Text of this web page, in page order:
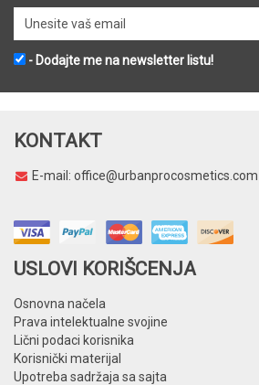
- Dodajte me na newsletter listu!
KONTAKT
E-mail: office@urbanprocosmetics.com
USLOVI KORIŠCENJA
Osnovna načela
Prava intelektualne svojine
Lični podaci korisnika
Korisnički materijal
Upotreba sadržaja sa sajta